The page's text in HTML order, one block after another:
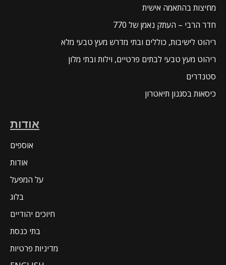
מחיצות בהתאמה אישית
חדר הרבי – העתק נאמן של 770
ריהוט לישיבות, כוללים ובתי מדרש מעץ טבעי מלא
ריהוט מעץ טבעי לבתים פרטיים, וילות ובתי מלון
סטנדרים
כיסאות בסגנון תיאטרון
אודות
אוספים
אודות
על המפעל
בלוג
חיוכים יהודיים
בתי כנסת
מדיניות פרטיות